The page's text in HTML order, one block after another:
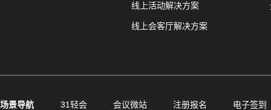
线上活动解决方案
线上会客厅解决方案
场景导航 31轻会 会议微站 注册报名 电子签到